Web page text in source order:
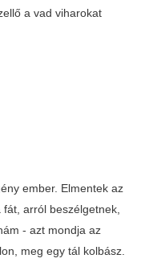
a vad viharokat
ember. Elmentek az
arról beszélgetnek,
- azt mondja az
meg egy tál kolbász.